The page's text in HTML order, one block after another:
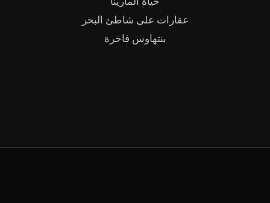
عقارات على شاطئ البحر
بنتهاوس فاخرة